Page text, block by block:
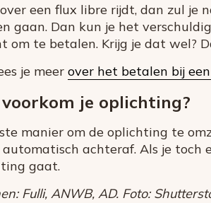
een flux libre rijdt, dan zul je
gaan. Dan kun je het
om te betalen. Krijg je dat wel?
je meer over het betalen bij
voorkom je oplichting?
manier om de oplichting te
achteraf. Als je
gaat.
Fulli, ANWB, AD. Foto: